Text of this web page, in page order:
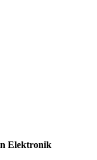
Elektronik